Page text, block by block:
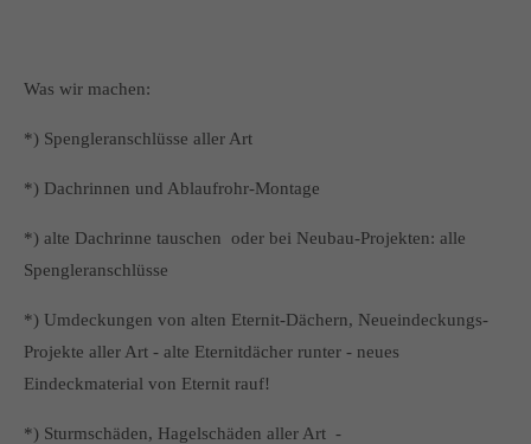
Was wir machen:
*) Spengleranschlüsse aller Art
*) Dachrinnen und Ablaufrohr-Montage
*) alte Dachrinne tauschen oder bei Neubau-Projekten: alle
Spengleranschlüsse
*) Umdeckungen von alten Eternit-Dächern, Neueindeckungs-
Projekte aller Art - alte Eternitdächer runter - neues
Eindeckmaterial von Eternit rauf!
*) Sturmschäden, Hagelschäden aller Art -